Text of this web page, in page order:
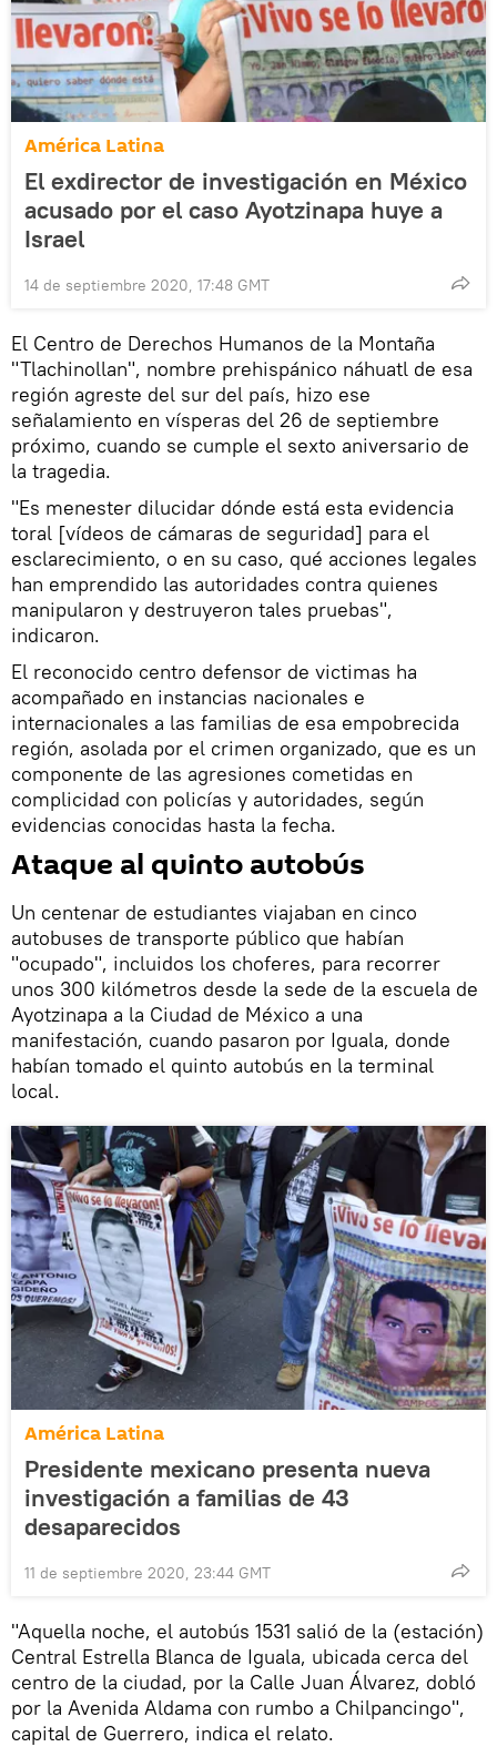
América Latina
El exdirector de investigación en México
acusado por el caso Ayotzinapa huye a
Israel
14 de septiembre 2020, 17:48 GMT
El Centro de Derechos Humanos de la Montaña
"Tlachinollan", nombre prehispánico náhuatl de esa
región agreste del sur del país, hizo ese
señalamiento en vísperas del 26 de septiembre
próximo, cuando se cumple el sexto aniversario de
la tragedia.
"Es menester dilucidar dónde está esta evidencia
toral [vídeos de cámaras de seguridad] para el
esclarecimiento, o en su caso, qué acciones legales
han emprendido las autoridades contra quienes
manipularon y destruyeron tales pruebas",
indicaron.
El reconocido centro defensor de victimas ha
acompañado en instancias nacionales e
internacionales a las familias de esa empobrecida
región, asolada por el crimen organizado, que es un
componente de las agresiones cometidas en
complicidad con policías y autoridades, según
evidencias conocidas hasta la fecha.
Ataque al quinto autobús
Un centenar de estudiantes viajaban en cinco
autobuses de transporte público que habían
"ocupado", incluidos los choferes, para recorrer
unos 300 kilómetros desde la sede de la escuela de
Ayotzinapa a la Ciudad de México a una
manifestación, cuando pasaron por Iguala, donde
habían tomado el quinto autobús en la terminal
local.
América Latina
Presidente mexicano presenta nueva
investigación a familias de 43
desaparecidos
11 de septiembre 2020, 23:44 GMT
"Aquella noche, el autobús 1531 salió de la (estación)
Central Estrella Blanca de Iguala, ubicada cerca del
centro de la ciudad, por la Calle Juan Álvarez, dobló
por la Avenida Aldama con rumbo a Chilpancingo",
capital de Guerrero, indica el relato.